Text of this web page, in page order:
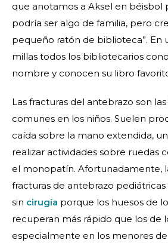
que anotamos a Aksel en béisbol
podría ser algo de familia, pero
pequeño ratón de biblioteca”. En
millas todos los bibliotecarios
nombre y conocen su libro
Las fracturas del antebrazo son
comunes en los niños. Suelen
caída sobre la mano extendida,
realizar actividades sobre ruedas
el monopatín. Afortunadamente,
fracturas de antebrazo
sin cirugía porque los huesos de
recuperan más rápido que los de
especialmente en los menores de